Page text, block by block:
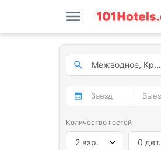
Количество гостей
2 взр. 0 дет.